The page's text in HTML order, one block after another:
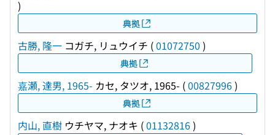
)
典拠
古勝, 隆一 コガチ, リュウイチ (01072750 )
典拠
嘉瀬, 達男, 1965- カセ, タツオ, 1965- (00827996)
典拠
内山, 直樹 ウチヤマ, ナオキ (01132816)